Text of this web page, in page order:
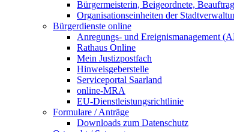
Bürgermeisterin, Beigeordnete,
Organisationseinheiten der
Bürgerdienste online
Anregungs- und Ereignismanagement
Rathaus Online
Mein Justizpostfach
Hinweisgeberstelle
Serviceportal Saarland
online-MRA
EU-Dienstleistungsrichtlinie
Formulare / Anträge
Downloads zum Datenschutz